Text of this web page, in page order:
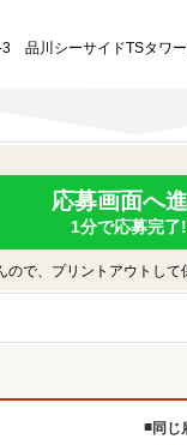
品川シーサイドTSタワ
応募画面へ
1分で応募完了
で、プリントアウトして
同じ